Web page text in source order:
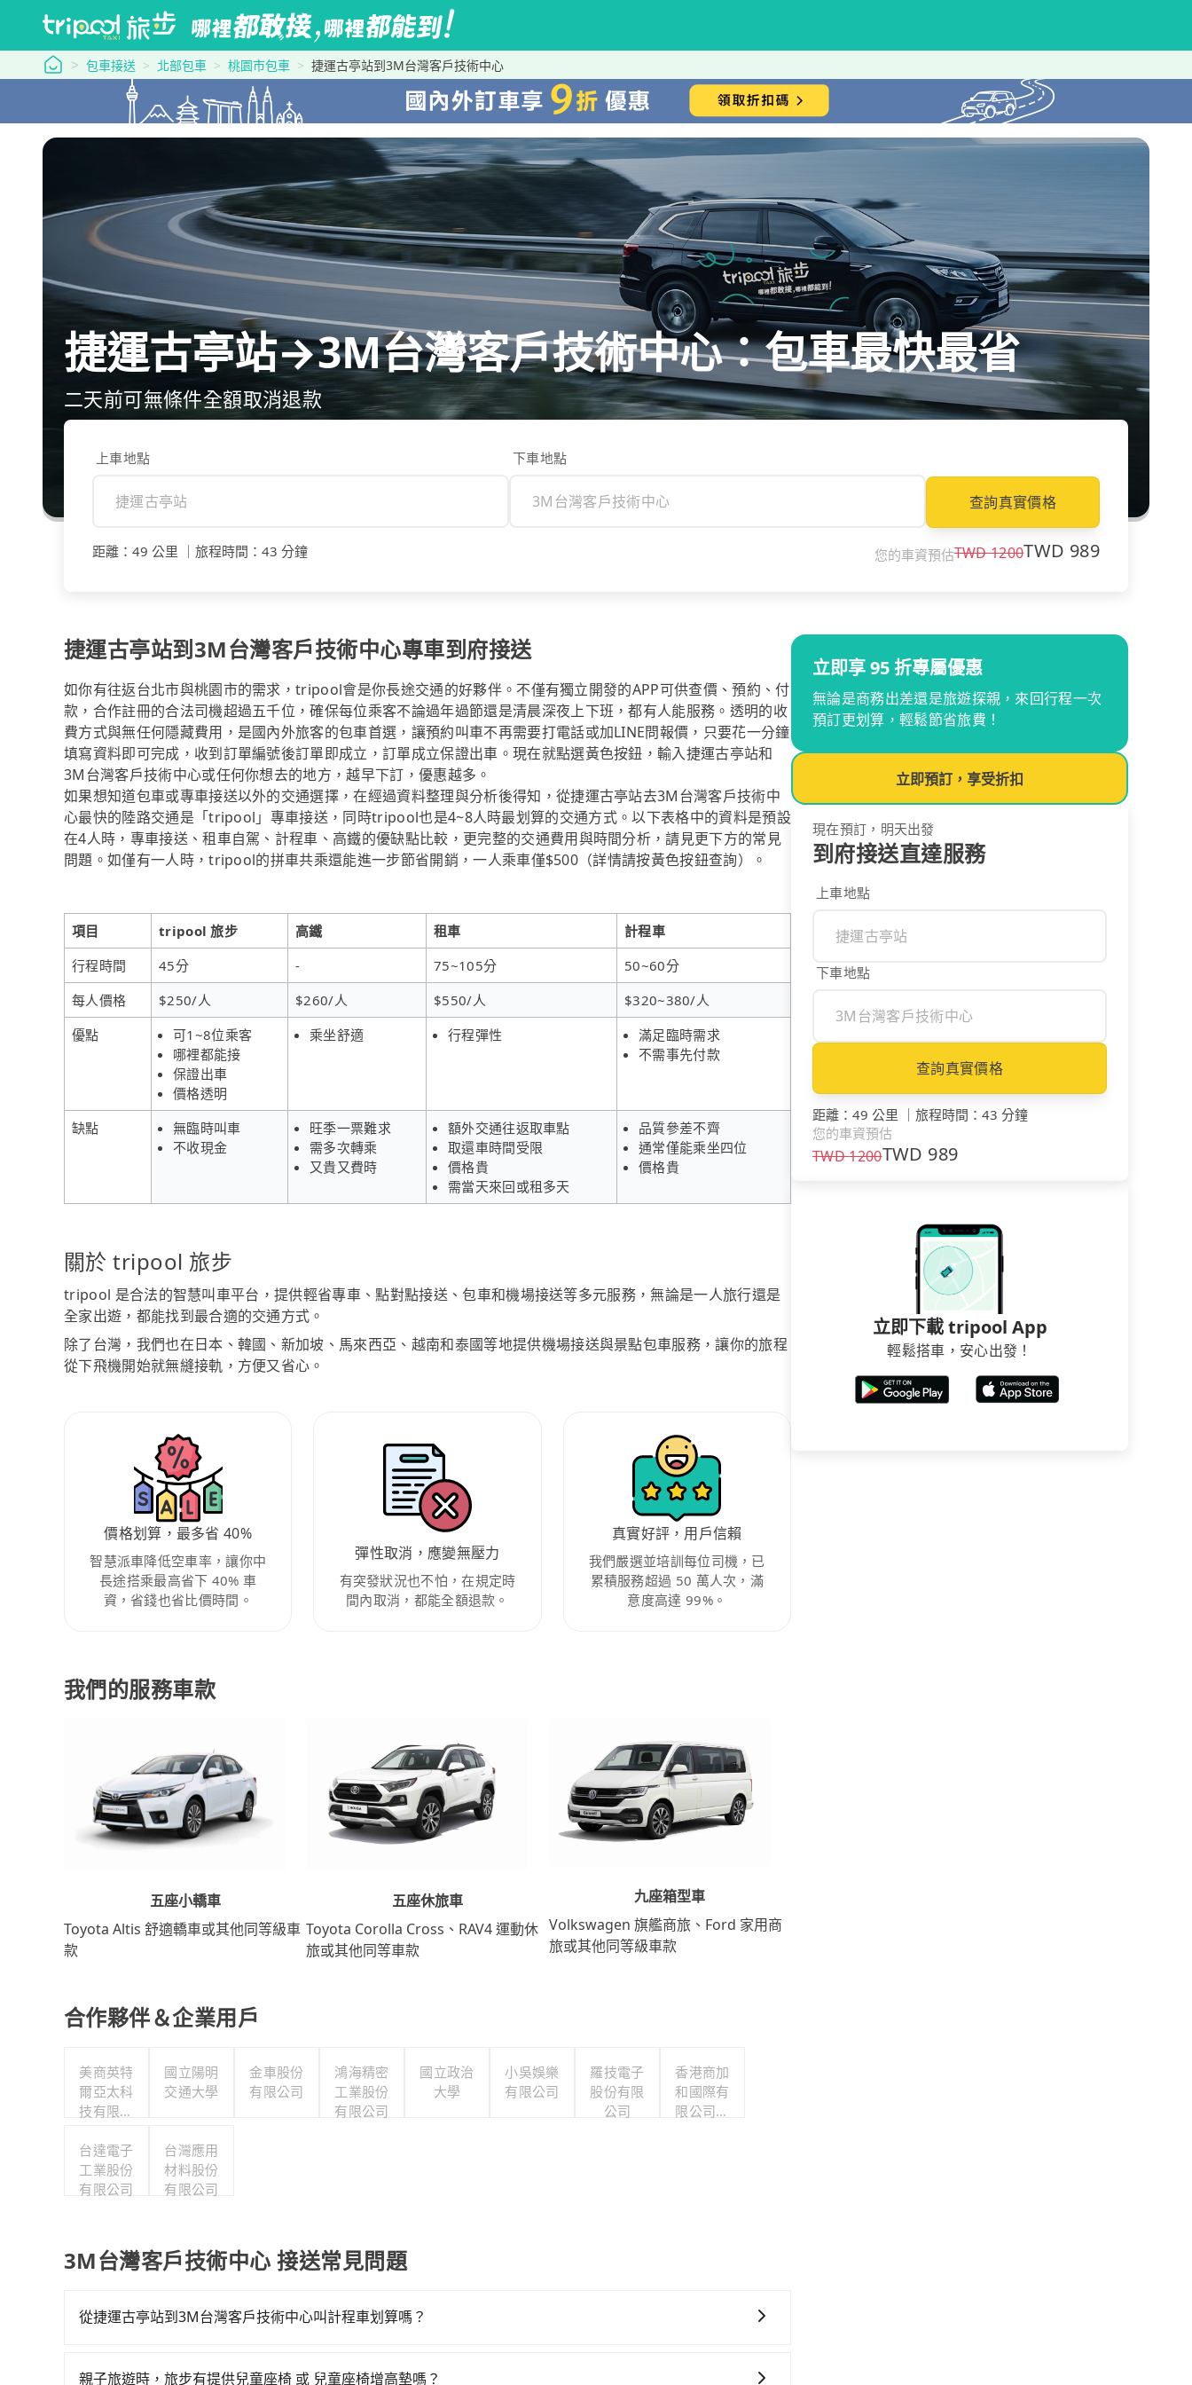
tripool 旅步
包車接送 北部包車 桃園市包車 捷運古亭站到3M台灣客戶技術中心
捷運古亭站→3M台灣客戶技術中心：包車最快最省
二天前可無條件全額取消退款
上車地點 下車地點
查詢真實價格
距離 ： 49 公里 旅程時間 ： 43 分鐘 您的車資預估TWD1200TWD 989
捷運古亭站到3M台灣客戶技術中心專車到府接送
如你有往返台北市與桃園市的需求，tripool會是你長途交通的好夥伴。不僅有獨立開發的APP可供查價、預約、付
款，合作註冊的合法司機超過五千位，確保每位乘客不論過年過節還是清晨深夜上下班，都有人能服務。透明的收
費方式與無任何隱藏費用，是國內外旅客的包車首選，讓預約叫車不再需要打電話或加LINE問報價，只要花一分鐘
填寫資料即可完成，收到訂單編號後訂單即成立，訂單成立保證出車。現在就點選黃色按鈕，輸入捷運古亭站和
3M台灣客戶技術中心或任何你想去的地方，越早下訂，優惠越多。
如果想知道包車或專車接送以外的交通選擇，在經過資料整理與分析後得知，從捷運古亭站去3M台灣客戶技術中
心最快的陸路交通是「tripool」專車接送，同時tripool也是4~8人時最划算的交通方式。以下表格中的資料是預設
在4人時，專車接送、租車自駕、計程車、高鐵的優缺點比較，更完整的交通費用與時間分析，請見更下方的常見
問題。如僅有一人時，tripool的拼車共乘還能進一步節省開銷，一人乘車僅$500（詳情請按黃色按鈕查詢）。
項目 tripool 旅步 高鐵 租車
計程車
行程時間
45分 - 75~105分
50~60分
每人價格
$250/人 $260/人 $550/人
$320~380/人
優點
可1~8位乘客
哪裡都能接
保證出車
價格透明
乘坐舒適 行程彈性
滿足臨時需求
不需事先付款
缺點
無臨時叫車
不收現金
旺季一票難求
需多次轉乘
又貴又費時
額外交通往返取車點
取還車時間受限
價格貴
需當天來回或租多天
品質參差不齊
通常僅能乘坐四位
價格貴
關於 tripool 旅步
tripool 是合法的智慧叫車平台，提供輕省專車、點對點接送、包車和機場接送等多元服務，無論是一人旅行還是
全家出遊，都能找到最合適的交通方式。
除了台灣，我們也在日本、韓國、新加坡、馬來西亞、越南和泰國等地提供機場接送與景點包車服務，讓你的旅程
從下飛機開始就無縫接軌，方便又省心。
價格划算，最多省 40%
智慧派車降低空車率，讓你中
長途搭乘最高省下 40% 車
資，省錢也省比價時間。
彈性取消，應變無壓力
有突發狀況也不怕，在規定時
間內取消，都能全額退款。
真實好評，用戶信賴
我們嚴選並培訓每位司機，已
累積服務超過 50 萬人次，滿
意度高達 99%。
我們的服務車款
五座小轎車
Toyota Altis 舒適轎車或其他同等級車
款
五座休旅車
Toyota Corolla Cross、RAV4 運動休
旅或其他同等車款
九座箱型車
Volkswagen 旗艦商旅、Ford 家用商
旅或其他同等級車款
合作夥伴＆企業用戶
美商英特
爾亞太科
技有限公
國立陽明
交通大學
金車股份
有限公司
鴻海精密
工業股份
有限公司
國立政治
大學
小吳娛樂
有限公司
羅技電子
股份有限
公司
香港商加
和國際有
限公司台
台達電子
工業股份
有限公司
台灣應用
材料股份
有限公司
3M台灣客戶技術中心 接送常見問題
從捷運古亭站到3M台灣客戶技術中心叫計程車划算嗎？
到車，也可考慮打電話至捷運古亭站附近的計程車隊，如多元化計程車、藍天使衛星車隊、永達交通等叫車看
親子旅遊時，旅步有提供兒童座椅 或 兒童座椅增高墊嗎？
立即享 95 折專屬優惠
無論是商務出差還是旅遊探親，來回行程一次
預訂更划算，輕鬆節省旅費！
立即預訂，享受折扣
現在預訂，明天出發
到府接送直達服務
上車地點
下車地點
查詢真實價格
距離 ： 49 公里 ｜ 旅程時間 ： 43 分鐘
您的車資預估
TWD1200TWD 989
立即下載 tripool App
輕鬆搭車，安心出發！